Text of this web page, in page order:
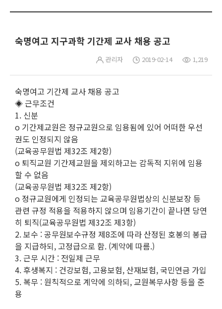
숙명여고 지구과학 기간제 교사 채용 공고
관리자 2019-02-14 1,219
숙명여고 기간제 교사 채용 공고
◈ 근무조건
1. 신분
o 기간제교원은 정규교원으로 임용됨에 있어 어떠한 우선
권도 인정되지 않음
(교육공무원법 제32조 제2항)
o 퇴직교원 기간제교원을 제외하고는 감독적 지위에 임용
할 수 없음
(교육공무원법 제32조 제2항)
o 정규교원에게 인정되는 교육공무원법상의 신분보장 등
관련 규정 적용을 적용하지 않으며 임용기간이 끝나면 당연
히 퇴직(교육공무원법 제32조 제3항)
2. 보수 : 공무원보수규정 제8조에 따라 산정된 호봉의 봉급
을 지급하되, 고정급으로 함. (계약에 따름.)
3. 근무 시간 : 전일제 근무
4. 후생복지 : 건강보험, 고용보험, 산재보험, 국민연금 가입
5. 복무 : 원칙적으로 계약에 의하되, 교원복무사항 등을 준
용